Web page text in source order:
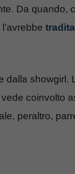
Da quando,
tradita
showgirl.
coinvolto
peraltro,